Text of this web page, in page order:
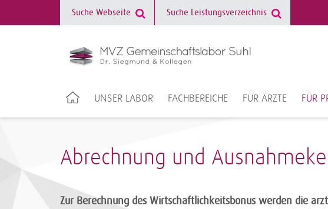
UNSER LABOR FACHBEREICHE FÜR ÄRZTE FÜR
Abrechnung und
Zur Berechnung des Wirtschaftlichkeitsbonus werden die